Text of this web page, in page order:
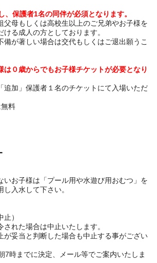
保護者1名の同伴が必須となります。
母もしくは高校生以上のご兄弟やお子様を
る成人の方としております。
が著しい場合は交代もしくはご退出願うこ
０歳からでもお子様チケットが必要となり
追加」保護者１名のチケットにて入場いただ
料
お子様は「プール用や水遊び用おむつ」を
入水して下さい。
止）
れた場合は中止いたします。
が妥当と判断した場合も中止する事がござい
7時までに決定、メール等でご案内いたしま